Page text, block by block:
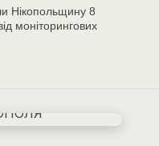
Нікопольщину 8
моніторингових